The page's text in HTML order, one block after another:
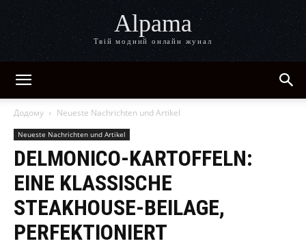
Alpama
Твій модний онлайн жунал
Додому Neueste Nachrichten und Artikel
Neueste Nachrichten und Artikel
DELMONICO-KARTOFFELN:
EINE KLASSISCHE
STEAKHOUSE-BEILAGE,
PERFEKTIONIERT